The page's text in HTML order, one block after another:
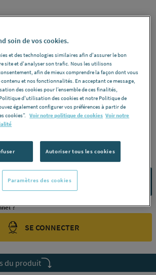
REF : 25859
- 1/2 raccord
avec joint monté
25859
CONTACTEZ-NOUS
?
SE CONNECTER
du produit
soin de vos cookies.
et des technologies similaires afin d'assurer le bon
site et d'analyser son trafic. Nous les utilisons
afin de mieux comprendre la façon dont vous
et nos fonctionnalités. En acceptant ce message,
des cookies pour l’ensemble de ces finalités,
d'utilisation des cookies et notre Politique de
également configurer vos préférences à partir de
cookies”. Voir notre politique de cookies Voir notre
Autoriser tous les cookies
Paramètres des cookies